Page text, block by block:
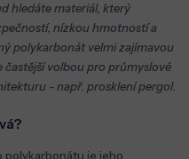
hledáte materiál, který
nízkou hmotností a
polykarbonát velmi zajímavou
častější volbou pro průmyslové
- např. prosklení pergol.
polykarbonátu je jeho